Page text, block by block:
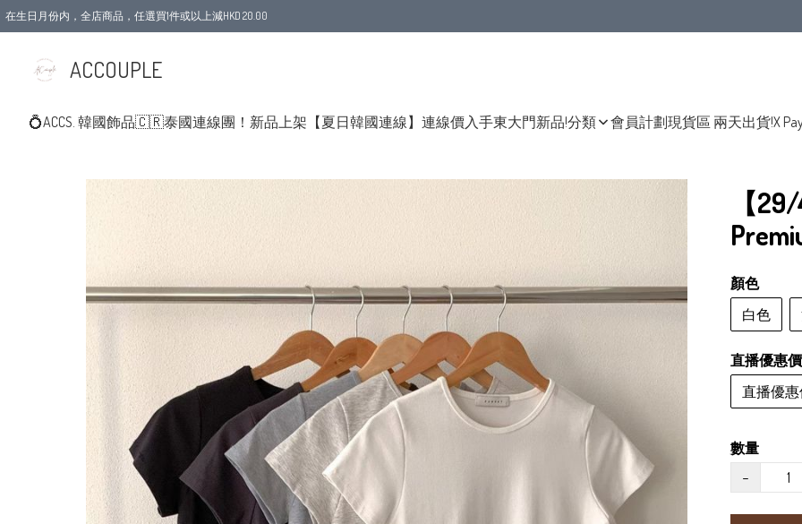
在生日月份内，全店商品，任選買1件或以上減HKD 20.00
ACCOUPLE
💍ACCS. 韓國飾品🇨🇷泰國連線團！新品上架 【夏日韓國連線】連線價入手東大門新品!分類 會員計劃現貨區 兩天出貨!X
【
顏色
白色
直播優惠
直播優
數量
−